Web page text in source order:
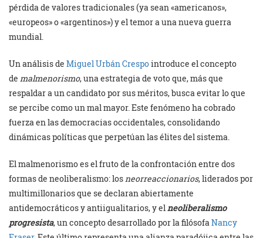
pérdida de valores tradicionales (ya sean «americanos»,
«europeos» o «argentinos») y el temor a una nueva guerra
mundial.
Un análisis de Miguel Urbán Crespointroduce el concepto
de malmenorismo, una estrategia de voto que, más que
respaldar a un candidato por sus méritos, busca evitar lo que
se percibe como un mal mayor. Este fenómeno ha cobrado
fuerza en las democracias occidentales, consolidando
dinámicas políticas que perpetúan las élites del sistema.
El malmenorismo es el fruto de la confrontación entre dos
formas de neoliberalismo: los neorreaccionarios, liderados por
multimillonarios que se declaran abiertamente
antidemocráticos y antiigualitarios, y el neoliberalismo
progresista, un concepto desarrollado por la filósofa Nancy